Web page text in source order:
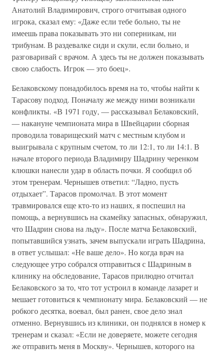
Анатолий Владимирович, строго отчитывая одного
игрока, сказал ему: «Даже если тебе больно, ты не
имеешь права показывать это ни соперникам, ни
трибунам. В раздевалке сиди и скули, если больно, и
разговаривай с врачом. А здесь ты не должен показывать
свою слабость. Игрок — это боец».
Белаковскому понадобилось время на то, чтобы найти к
Тарасову подход. Поначалу же между ними возникали
конфликты. «В 1971 году, — рассказывал Белаковский,
— накануне чемпионата мира в Швейцарии сборная
проводила товарищеский матч с местным клубом и
выигрывала с крупным счетом, то ли 12:1, то ли 14:1. В
начале второго периода Владимиру Шадрину черенком
клюшки нанесли удар в область почки. Я сообщил об
этом тренерам. Чернышев ответил: “Ладно, пусть
отдыхает”. Тарасов промолчал. В этот момент
травмировался еще кто-то из наших, я поспешил на
помощь, а вернувшись на скамейку запасных, обнаружил,
что Шадрин снова на льду». После матча Белаковский,
попытавшийся узнать, зачем выпускали играть Шадрина,
в ответ услышал: «Не ваше дело». Но когда врач на
следующее утро собрался отправиться с Шадриным в
клинику на обследование, Тарасов прилюдно отчитал
Белаковского за то, что тот устроил в команде лазарет и
мешает готовиться к чемпионату мира. Белаковский — не
робкого десятка, воевал, был ранен, свое дело знал
отменно. Вернувшись из клиники, он поднялся в номер к
тренерам и сказал: «Если не доверяете, можете сегодня
же отправить меня в Москву». Чернышев, которого на